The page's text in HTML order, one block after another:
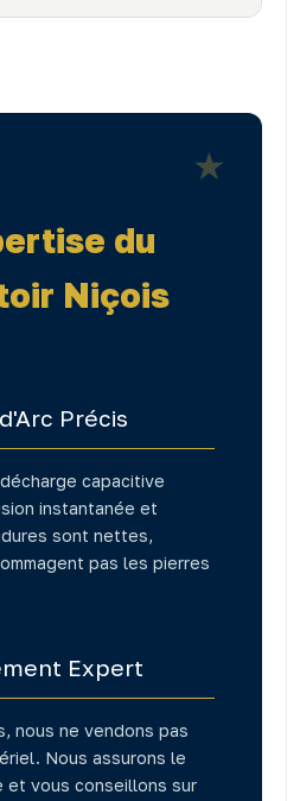
★
du
Niçois
Précis
capacitive
instantanée et
sont nettes,
pas les pierres
Expert
nous ne vendons pas
Nous assurons le
et vous conseillons sur